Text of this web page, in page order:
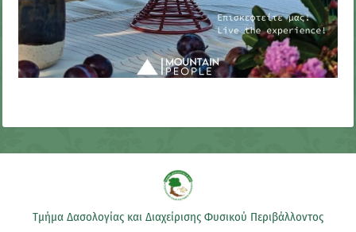
Τμήμα Δασολογίας και Διαχείρισης Φυσικού Περιβάλλοντος